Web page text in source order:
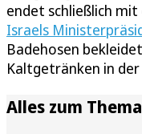
endet schließlich mit
Israels
Badehosen
Kaltgetränken in der
Alles zum Thema